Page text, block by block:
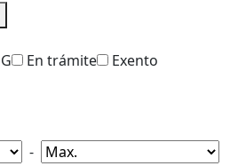
G En trámite
Exento
-